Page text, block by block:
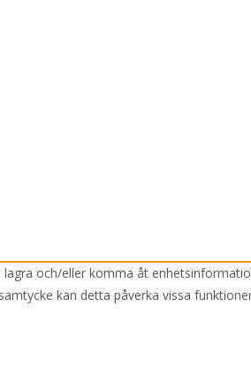
och/eller komma åt
kan detta påverka vissa